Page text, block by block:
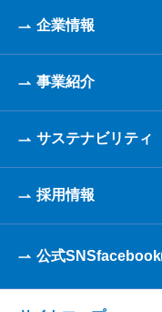
企業情報
事業紹介
サステナビリティ
採用情報
公式SNSfacebook